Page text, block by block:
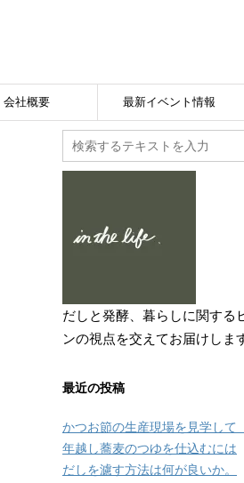
会社概要 最新イベント情報
だしと発酵、暮らしに関する
ンの視点を交えてお届けしま
最近の投稿
かつお節の生産現場を見学して
年越し蕎麦のつゆを仕込むには
だしを濾す方法は何が良いか。